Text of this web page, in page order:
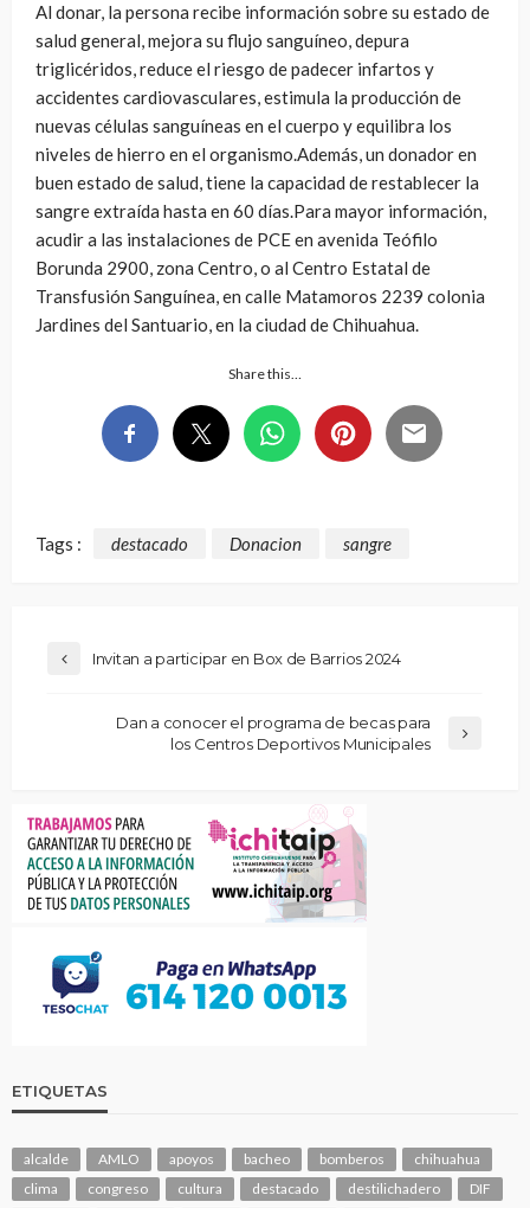
Al donar, la persona recibe información sobre su estado de
salud general, mejora su flujo sanguíneo, depura
triglicéridos, reduce el riesgo de padecer infartos y
accidentes cardiovasculares, estimula la producción de
nuevas células sanguíneas en el cuerpo y equilibra los
niveles de hierro en el organismo.Además, un donador en
buen estado de salud, tiene la capacidad de restablecer la
sangre extraída hasta en 60 días.Para mayor información,
acudir a las instalaciones de PCE en avenida Teófilo
Borunda 2900, zona Centro, o al Centro Estatal de
Transfusión Sanguínea, en calle Matamoros 2239 colonia
Jardines del Santuario, en la ciudad de Chihuahua.
Share this…
Tags : destacado Donacion sangre
Invitan a participar en Box de Barrios 2024
Dan a conocer el programa de becas para
los Centros Deportivos Municipales
ETIQUETAS
alcalde AMLO apoyos bacheo bomberos
chihuahua
clima
congreso cultura destacado destilichadero
DIF